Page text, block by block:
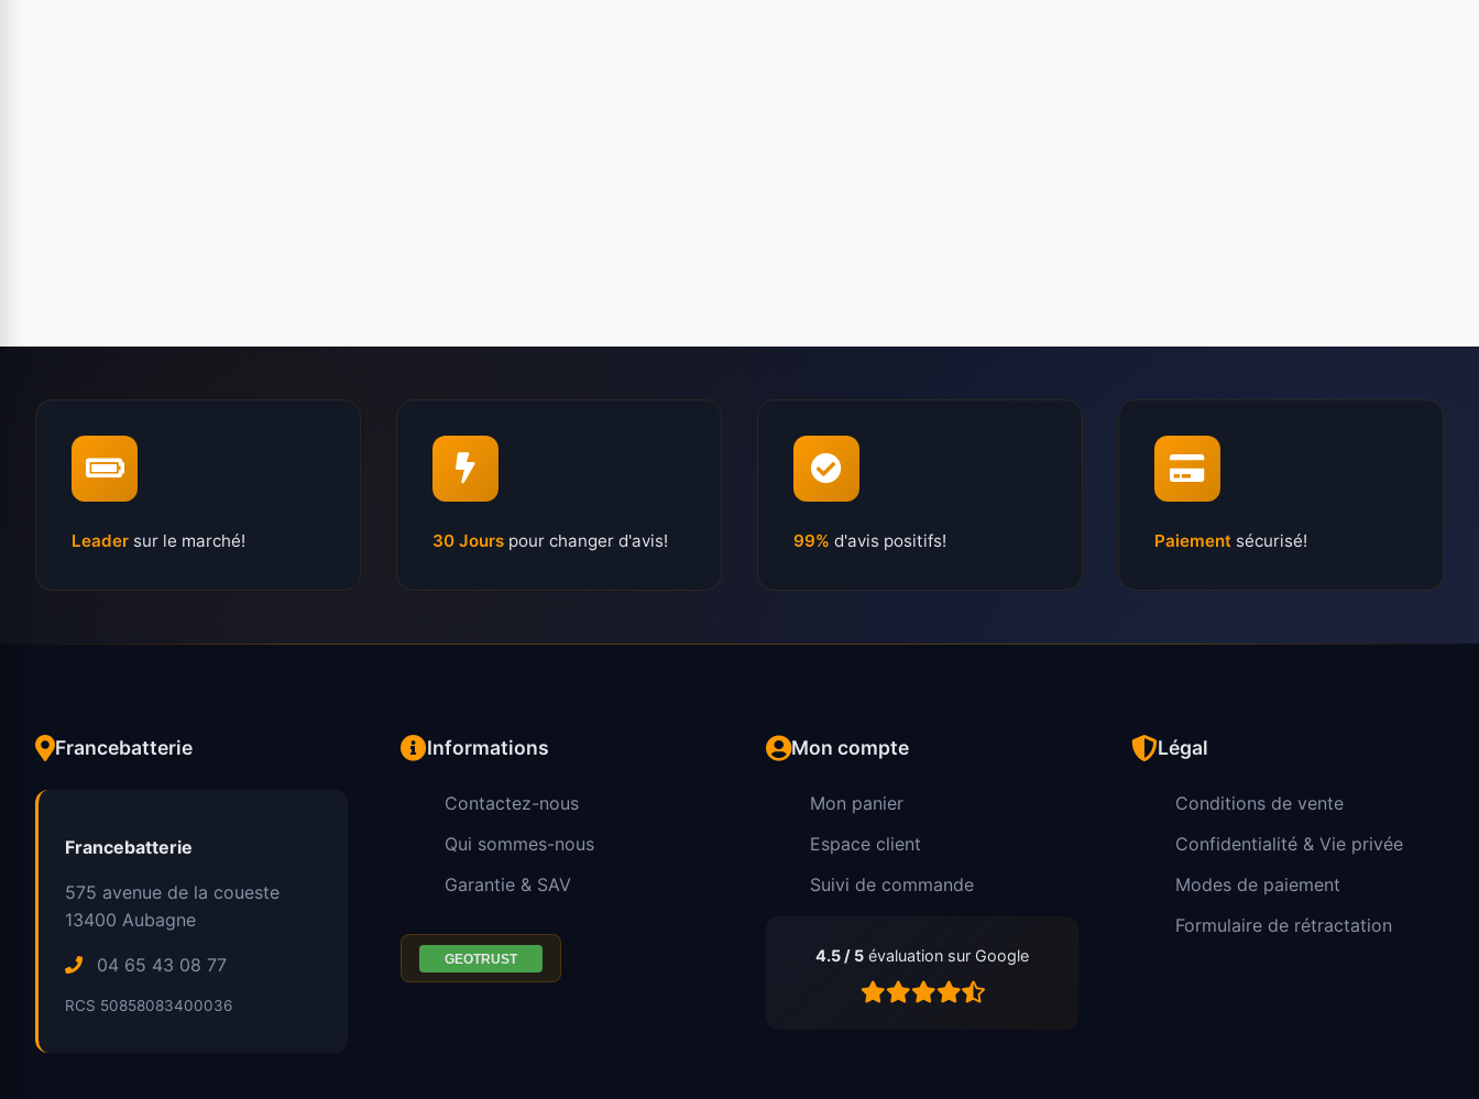
Leader sur le marché! 30 Jours pour changer d'avis! 99% d'avis positifs! Paiement sécurisé!
Francebatterie
Francebatterie
575 avenue de la coueste
13400 Aubagne
04 65 43 08 77
RCS 50858083400036
Informations
Contactez-nous
Qui sommes-nous
Garantie & SAV
Mon compte
Mon panier
Espace client
Suivi de commande
4.5 / 5 évaluation sur Google
Légal
Conditions de vente
Confidentialité & Vie privée
Modes de paiement
Formulaire de rétractation